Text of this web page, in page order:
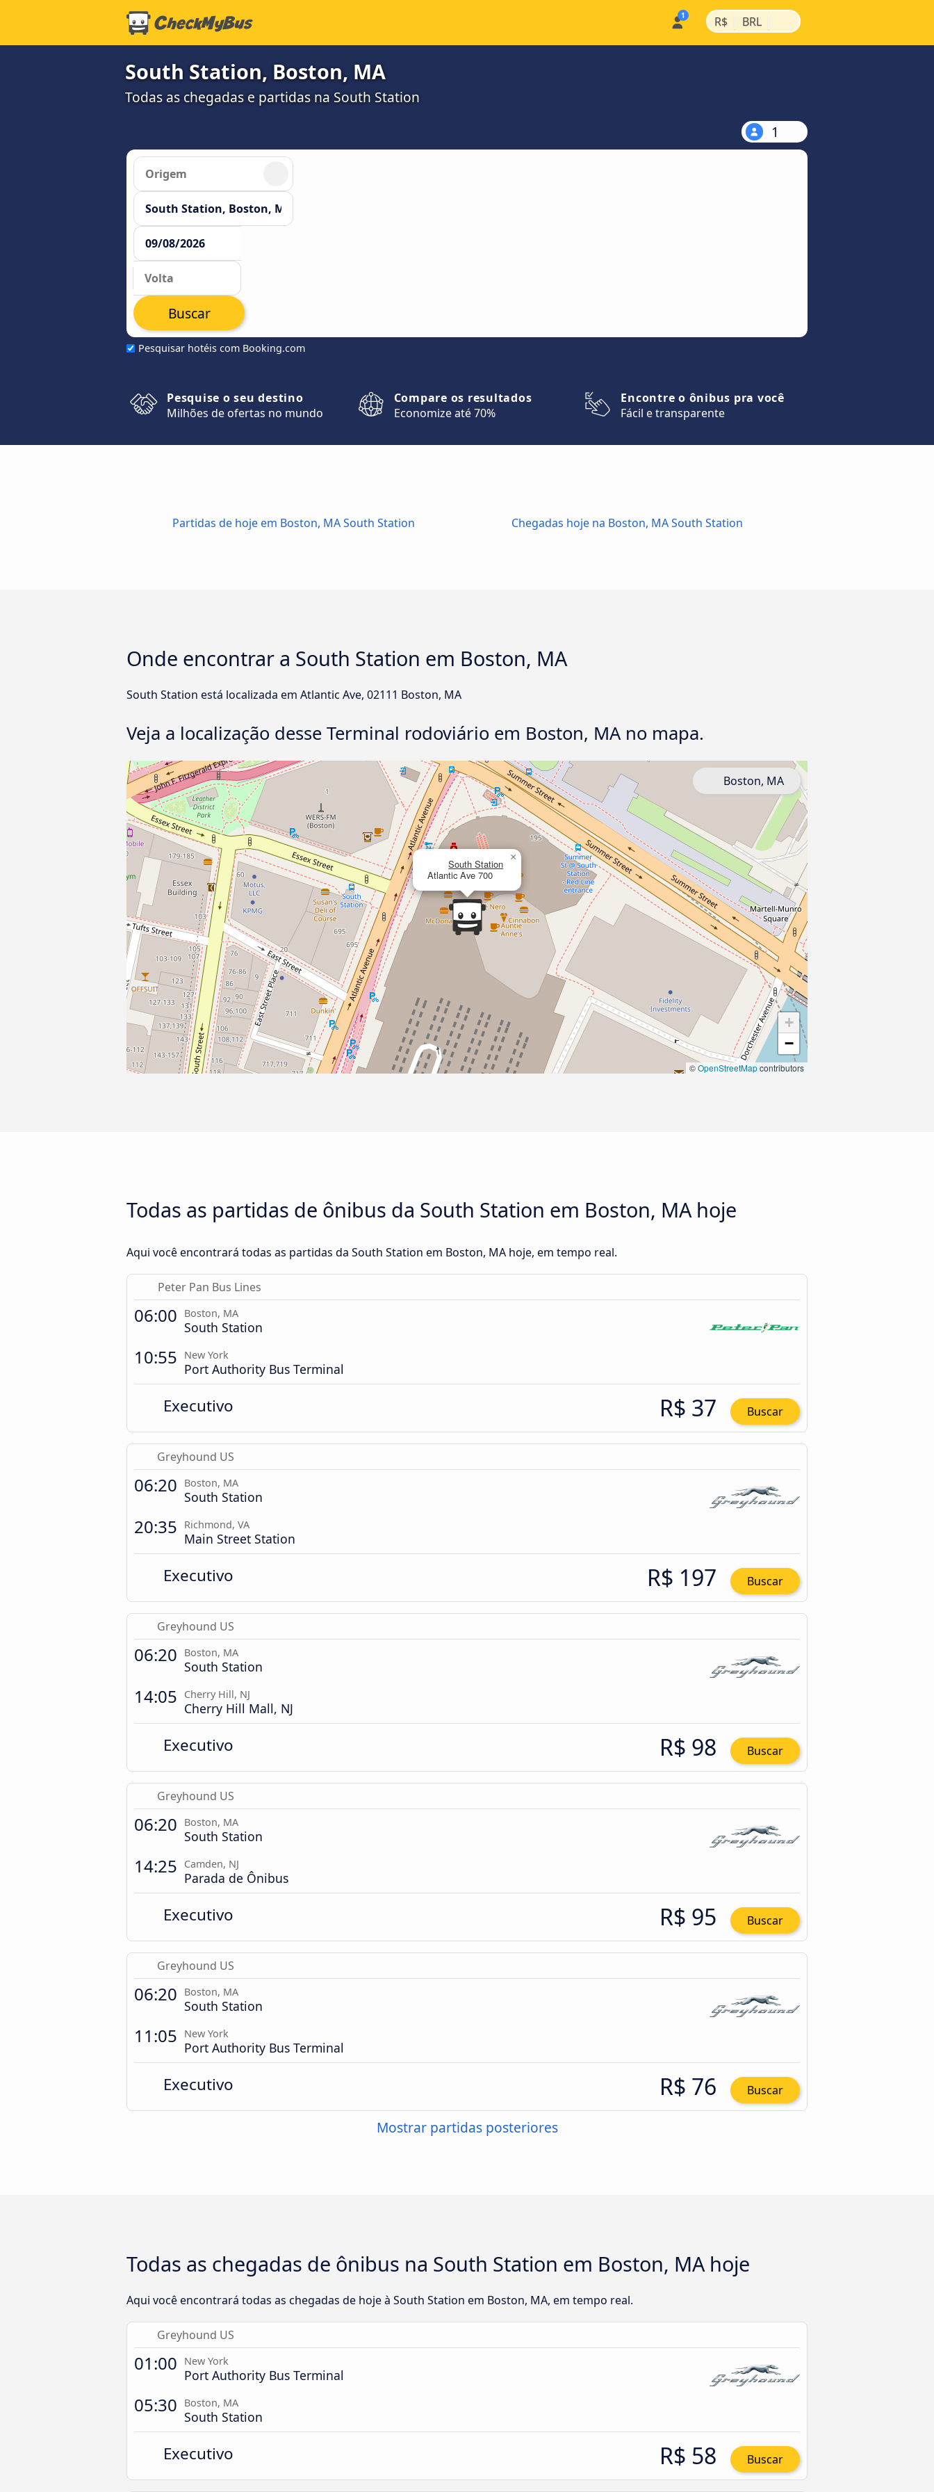
R$ | BRL |
South Station, Boston, MA
Todas as chegadas e partidas na South Station
1
Pesquisar hotéis com Booking.com
Buscar
Pesquise o seu destino
Milhões de ofertas no mundo
Compare os resultados
Economize até 70%
Encontre o ônibus pra você
Fácil e transparente
Partidas de hoje em Boston, MA South Station Chegadas hoje na Boston, MA South Station
Onde encontrar a South Station em Boston, MA
South Station está localizada em Atlantic Ave, 02111 Boston, MA
Veja a localização desse Terminal rodoviário em Boston, MA no mapa.
South Station
Atlantic Ave 700
×
+
−
©OpenStreetMapcontributors
Boston, MA
Todas as partidas de ônibus da South Station em Boston, MA hoje
Aqui você encontrará todas as partidas da South Station em Boston, MA hoje, em tempo real.
Peter Pan Bus Lines
06:00 Boston, MA
South Station
10:55 New York
Port Authority Bus Terminal
Executivo R$ 37 Buscar
Greyhound US
06:20 Boston, MA
South Station
20:35 Richmond, VA
Main Street Station
Executivo R$ 197 Buscar
Greyhound US
06:20 Boston, MA
South Station
14:05 Cherry Hill, NJ
Cherry Hill Mall, NJ
Executivo R$ 98 Buscar
Greyhound US
06:20 Boston, MA
South Station
14:25 Camden, NJ
Parada de Ônibus
Executivo R$ 95 Buscar
Greyhound US
06:20 Boston, MA
South Station
11:05 New York
Port Authority Bus Terminal
Executivo R$ 76 Buscar
Mostrar partidas posteriores
Todas as chegadas de ônibus na South Station em Boston, MA hoje
Aqui você encontrará todas as chegadas de hoje à South Station em Boston, MA, em tempo real.
Greyhound US
01:00 New York
Port Authority Bus Terminal
05:30 Boston, MA
South Station
Executivo R$ 58 Buscar